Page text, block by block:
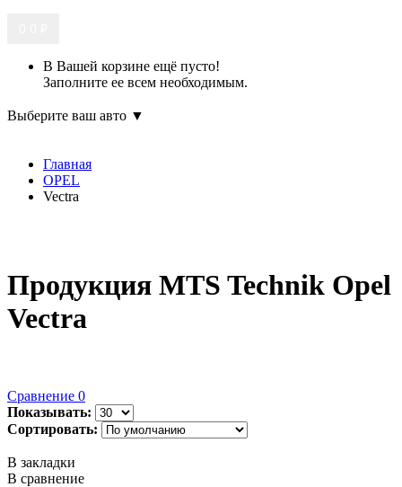
В Вашей корзине ещё пусто!
Заполните ее всем необходимым.
Выберите ваш авто ▼
Главная
OPEL
Vectra
Продукция MTS Technik Opel
Vectra
Сравнение 0
Показывать:
Сортировать:
В закладки
В сравнение